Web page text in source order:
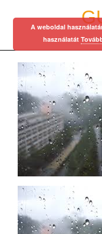
A weboldal
használatát